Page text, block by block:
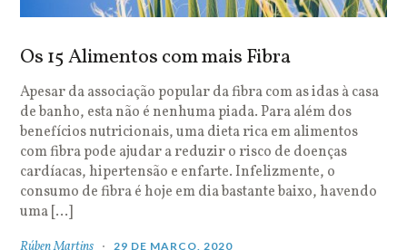
Os 15 Alimentos com mais Fibra
Apesar da associação popular da fibra com as idas à casa
de banho, esta não é nenhuma piada. Para além dos
benefícios nutricionais, uma dieta rica em alimentos
com fibra pode ajudar a reduzir o risco de doenças
cardíacas, hipertensão e enfarte. Infelizmente, o
consumo de fibra é hoje em dia bastante baixo, havendo
uma […]
29 DE MARÇO, 2020